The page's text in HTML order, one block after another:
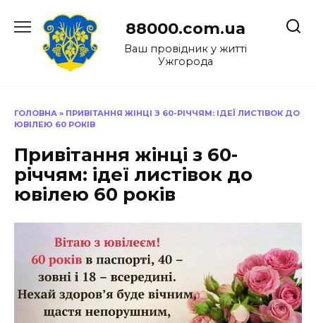
до
88000.com.ua
Ваш провідник у житті
Ужгорода
ГОЛОВНА » ПРИВІТАННЯ ЖІНЦІ З 60-РІЧЧЯМ: ІДЕЇ ЛИСТІВОК ДО
ЮВІЛЕЮ 60 РОКІВ
Привітання жінці з 60-
річчям: ідеї листівок до
ювілею 60 років